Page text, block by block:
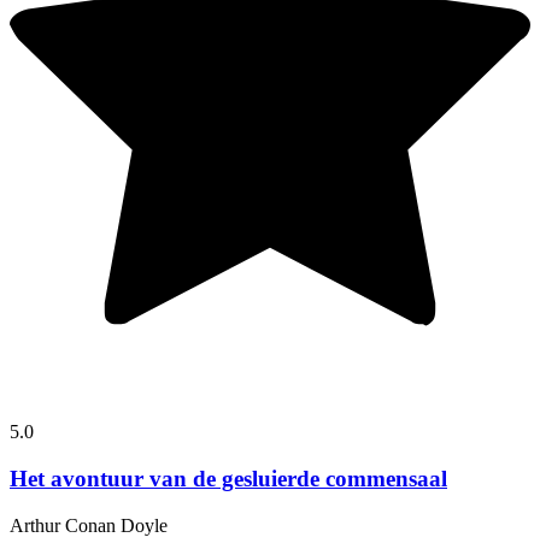
5.0
Het avontuur van de gesluierde commensaal
Arthur Conan Doyle